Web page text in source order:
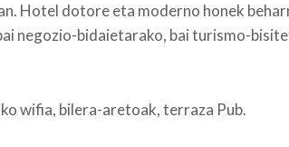
Hotel dotore eta moderno honek
negozio-bidaietarako, bai turismo-
wifia, bilera-aretoak, terraza Pub.